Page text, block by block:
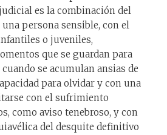
es la combinación del
persona sensible, con el
o juveniles,
que se guardan para
cuando se acumulan ansias de
para olvidar y con una
con el sufrimiento
como aviso tenebroso, y con
del desquite definitivo